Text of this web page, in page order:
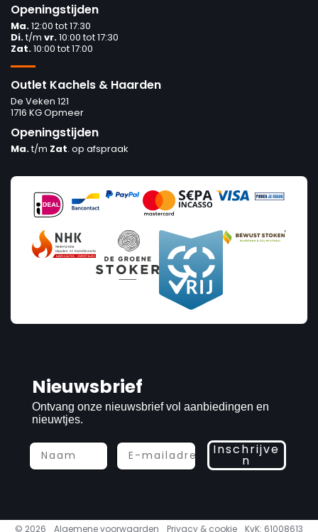
Openingstijden
Ma.12:00 tot 17:30
Di.t/m vr.10:00 tot 17:30
Zat.10:00 tot 17:00
Outlet Kachels & Haarden
De Veken 121
1716 KG Opmeer
Openingstijden
Ma.t/m Zat. op afspraak
Nieuwsbrief
Ontvang onze nieuwsbrief vol aanbiedingen en
nieuwtjes.
Inschrijve
n
© 2026 Algemene voorwaarden Privacy & cookie KvK: 61008613